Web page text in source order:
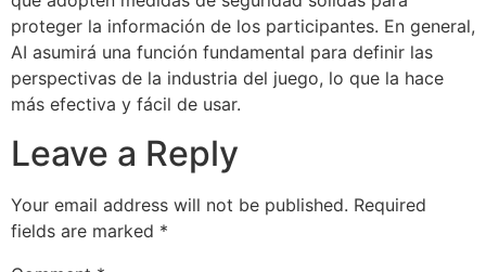
proteger la información de los participantes. En general,
AI asumirá una función fundamental para definir las
perspectivas de la industria del juego, lo que la hace
más efectiva y fácil de usar.
Leave a Reply
Your email address will not be published. Required
fields are marked *